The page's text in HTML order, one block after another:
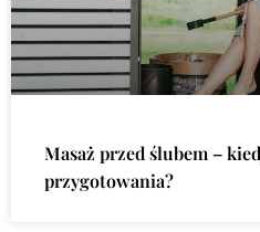
Masaż przed ślubem –
przygotowania?